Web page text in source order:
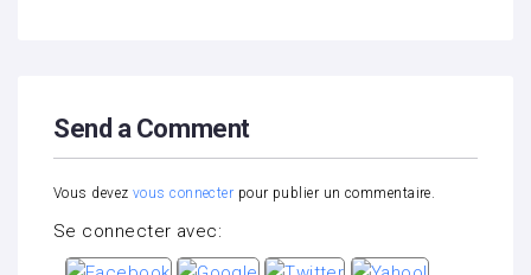
Send a Comment
Vous devez vous connecter pour publier un commentaire.
Se connecter avec: